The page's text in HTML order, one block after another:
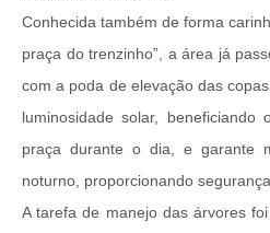
Conhecida também de forma
praça do trenzinho”, a área já
com a poda de elevação das
luminosidade solar,
praça durante o dia, e garante
noturno, proporcionando
A tarefa de manejo das árvores